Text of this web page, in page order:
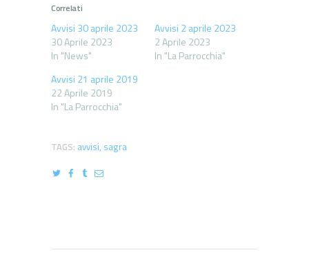
Correlati
Avvisi 30 aprile 2023
30 Aprile 2023
In "News"
Avvisi 2 aprile 2023
2 Aprile 2023
In "La Parrocchia"
Avvisi 21 aprile 2019
22 Aprile 2019
In "La Parrocchia"
TAGS: avvisi, sagra